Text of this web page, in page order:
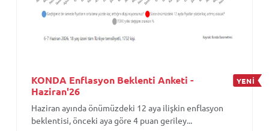
KONDA Enflasyon Beklenti Anketi -
Haziran'26
YENİ
Haziran ayında önümüzdeki 12 aya ilişkin enflasyon
beklentisi, önceki aya göre 4 puan geriley...